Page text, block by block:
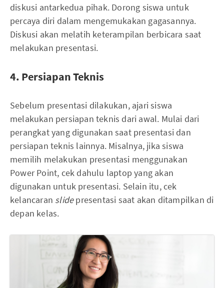
diskusi antarkedua pihak. Dorong siswa untuk
percaya diri dalam mengemukakan gagasannya.
Diskusi akan melatih keterampilan berbicara saat
melakukan presentasi.
4. Persiapan Teknis
Sebelum presentasi dilakukan, ajari siswa
melakukan persiapan teknis dari awal. Mulai dari
perangkat yang digunakan saat presentasi dan
persiapan teknis lainnya. Misalnya, jika siswa
memilih melakukan presentasi menggunakan
Power Point, cek dahulu laptop yang akan
digunakan untuk presentasi. Selain itu, cek
kelancaran slidepresentasi saat akan ditampilkan di
depan kelas.